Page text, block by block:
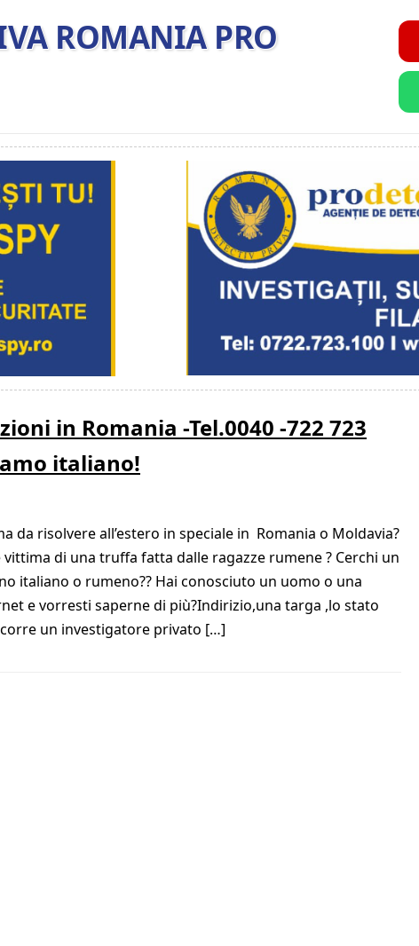
ROMANIA PRO
in Romania -Tel.0040 -722 723
italiano!
da risolvere all’estero in speciale in Romania o Moldavia?
vittima di una truffa fatta dalle ragazze rumene ? Cerchi un
italiano o rumeno?? Hai conosciuto un uomo o una
e vorresti saperne di più?Indirizio,una targa ,lo stato
un investigatore privato […]